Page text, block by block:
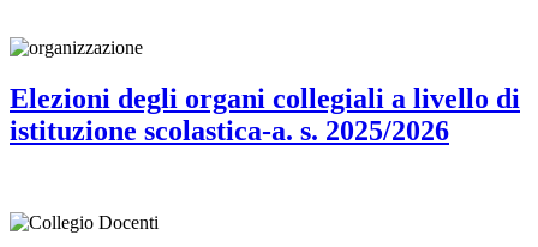
Elezioni degli organi collegiali a livello di
istituzione scolastica-a. s. 2025/2026